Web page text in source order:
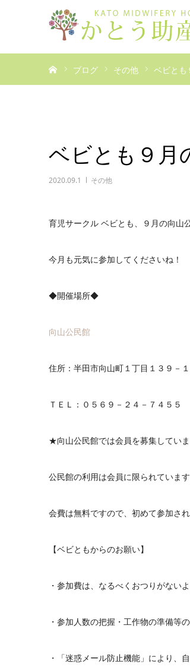
ブログ その他 ベビとも
ベビとも９月
2020.09.1 その他
育児サークル ベビとも、９月の向山
今月も元気に参加してくださいね！
◆開催場所◆
向山公民館
住所：半田市向山町１丁目１３９－１
ＴＥＬ：０５６９－２４－７４５５
★向山公民館では会員を募集してい
公民館の利用は会員に限られています
会費は無料ですので、初めて参加さ
【ベビともからのお願い】
・参加費は、なるべくおつりがない
・参加人数の把握・工作物の準備等
・「迷惑メール防止機能」により、